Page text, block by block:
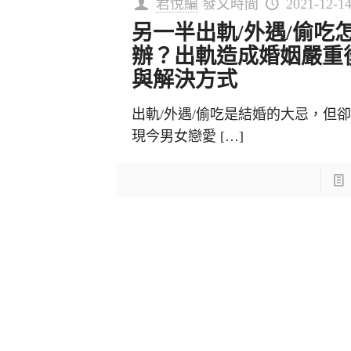
君悅編 發文時間 2021-12-14
另一半出軌/外遇/偷吃
辦？出軌造成婚姻嚴重
與解決方式
出軌/外遇/偷吃是結婚的大忌，但
現今男女戀愛 […]